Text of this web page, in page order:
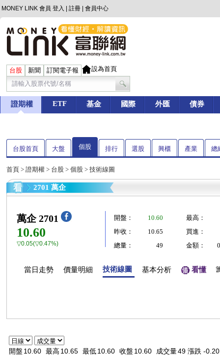
MONEY LINK 會員 登入 註冊 會員中心
台股 新聞 訂閱電子報 設為首頁
證期權 ETF 基金 國際 外匯 債券
台股首頁 大盤 個股 排行 選股 興櫃 產業 總
首頁 > 證期權 > 台股 > 個股 > 技術線圖
2701 萬企
萬企 2701
10.60
▽0.05(▽0.47%)
開盤： 10.60
最高：
昨收：
10.65
買進：
總量：
49 金額：
當日走勢 價量明細 技術線圖 基本分析 看懂
開盤 10.60 最高 10.65 最低10.60 收盤 10.60 成交量49 漲跌 -0.20